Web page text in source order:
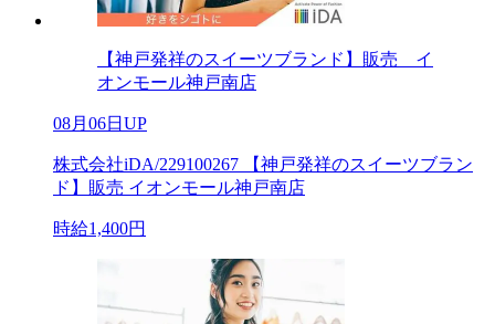
【神戸発祥のスイーツブランド】販売 イ
オンモール神戸南店
08月06日UP
株式会社iDA/229100267 【神戸発祥のスイーツブラン
ド】販売 イオンモール神戸南店
時給1,400円